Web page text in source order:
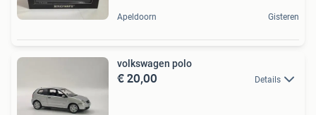
Apeldoorn Gisteren
volkswagen polo
€ 20,00 Details